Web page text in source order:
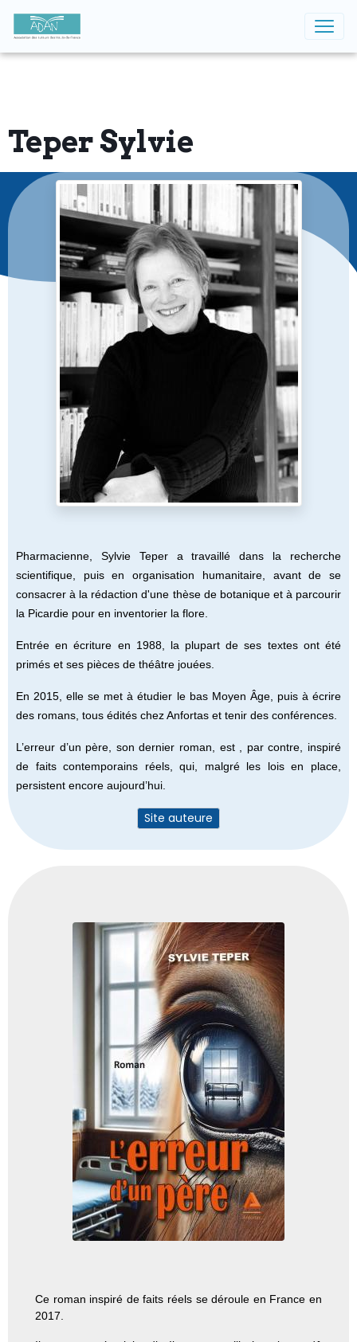
Teper Sylvie
Pharmacienne, Sylvie Teper a travaillé dans la recherche
scientifique, puis en organisation humanitaire, avant de se
consacrer à la rédaction d'une thèse de botanique et à parcourir
la Picardie pour en inventorier la flore.
Entrée en écriture en 1988, la plupart de ses textes ont été
primés et ses pièces de théâtre jouées.
En 2015, elle se met à étudier le bas Moyen Âge, puis à écrire
des romans, tous édités chez Anfortas et tenir des conférences.
L’erreur d’un père, son dernier roman, est , par contre, inspiré
de faits contemporains réels, qui, malgré les lois en place,
persistent encore aujourd’hui.
Site auteure
Ce roman inspiré de faits réels se déroule en France en
2017.